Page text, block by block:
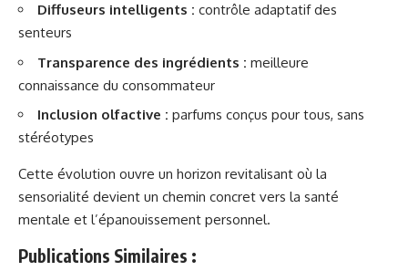
Diffuseurs intelligents : contrôle adaptatif des
senteurs
Transparence des ingrédients : meilleure
connaissance du consommateur
Inclusion olfactive : parfums conçus pour tous, sans
stéréotypes
Cette évolution ouvre un horizon revitalisant où la
sensorialité devient un chemin concret vers la santé
mentale et l’épanouissement personnel.
Publications Similaires :